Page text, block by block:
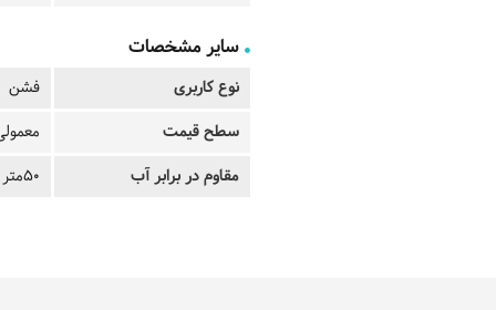
سایر مشخصات
نوع کاربری
فشن
سطح قیمت
مقاوم در برابر آب
50متر